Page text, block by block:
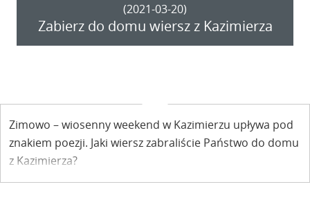
(2021-03-20)
Zabierz do domu wiersz z Kazimierza
Zimowo – wiosenny weekend w Kazimierzu upływa pod
znakiem poezji. Jaki wiersz zabraliście Państwo do domu
z Kazimierza?